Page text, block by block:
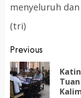
menyeluruh
(tri)
Post
Previous